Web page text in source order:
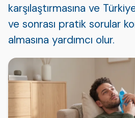
karşılaştırmasına ve
ve sonrası pratik sorular
almasına yardımcı olur.